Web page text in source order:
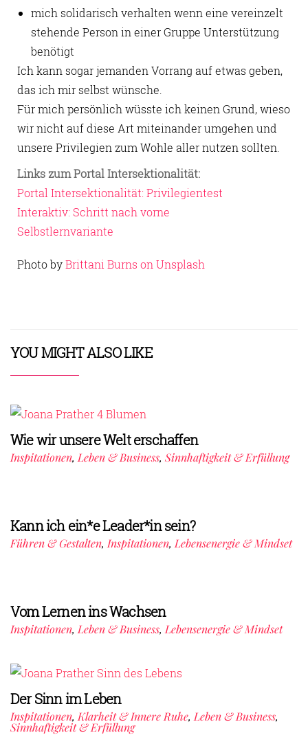
mich solidarisch verhalten wenn eine vereinzelt
stehende Person in einer Gruppe Unterstützung
benötigt
Ich kann sogar jemanden Vorrang auf etwas geben,
das ich mir selbst wünsche.
Für mich persönlich wüsste ich keinen Grund, wieso
wir nicht auf diese Art miteinander umgehen und
unsere Privilegien zum Wohle aller nutzen sollten.
Links zum Portal Intersektionalität:
Portal Intersektionalität: Privilegientest
Interaktiv: Schritt nach vorne
Selbstlernvariante
Photo byBrittani Burns on Unsplash
YOU MIGHT ALSO LIKE
Wie wir unsere Welt erschaffen
Inspitationen, Leben & Business, Sinnhaftigkeit & Erfüllung
Kann ich ein*e Leader*in sein?
Führen & Gestalten, Inspitationen, Lebensenergie & Mindset
Vom Lernen ins Wachsen
Inspitationen, Leben & Business, Lebensenergie & Mindset
Der Sinn im Leben
Inspitationen, Klarheit & Innere Ruhe, Leben & Business,
Sinnhaftigkeit & Erfüllung